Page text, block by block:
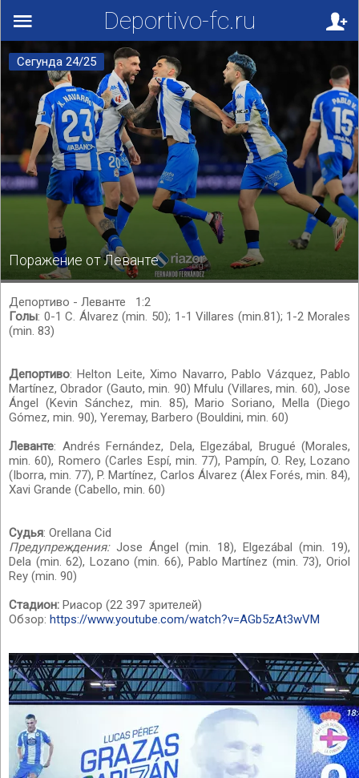
Deportivo-fc.ru
Сегунда 24/25
Поражение от Леванте
Депортиво - Леванте 1:2
Голы: 0-1 C. Álvarez (min. 50); 1-1 Villares (min.81); 1-2 Morales
(min. 83)
Депортиво: Helton Leite, Ximo Navarro, Pablo Vázquez, Pablo
Martínez, Obrador (Gauto, min. 90) Mfulu (Villares, min. 60), Jose
Ángel (Kevin Sánchez, min. 85), Mario Soriano, Mella (Diego
Gómez, min. 90), Yeremay, Barbero (Bouldini, min. 60)
Леванте: Andrés Fernández, Dela, Elgezábal, Brugué (Morales,
min. 60), Romero (Carles Espí, min. 77), Pampín, O. Rey, Lozano
(Iborra, min. 77), P. Martínez, Carlos Álvarez (Álex Forés, min. 84),
Xavi Grande (Cabello, min. 60)
Судья: Orellana Cid
Предупреждения: Jose Ángel (min. 18), Elgezábal (min. 19),
Dela (min. 62), Lozano (min. 66), Pablo Martínez (min. 73), Oriol
Rey (min. 90)
Стадион: Риасор (22 397 зрителей)
Обзор: https://www.youtube.com/watch?v=AGb5zAt3wVM